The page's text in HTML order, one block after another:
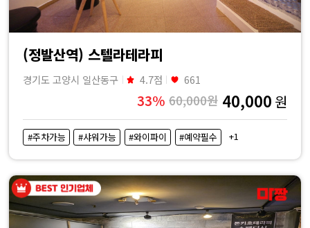
(정발산역) 스텔라테라피
경기도 고양시 일산동구 4.7점 661
33% 60,000원 40,000 원
#주차가능 #샤워가능 #와이파이 #예약필수 +1